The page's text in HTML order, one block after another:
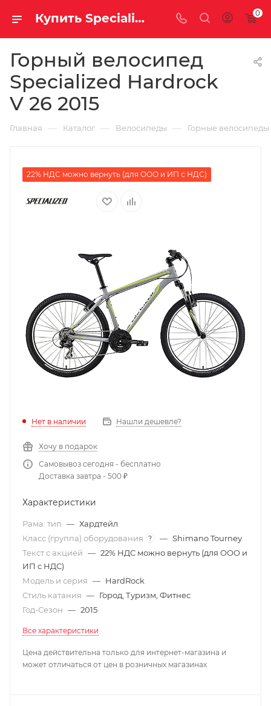
Купить Specialized Hardrock V 26 2015 за рублей, а со скидкой 0
Горный велосипед
Specialized Hardrock
V 26 2015
Главная — Каталог — Велосипеды — Горные велосипеды
22% НДС можно вернуть (для ООО и ИП с НДС)
Нет в наличии Нашли дешевле?
Хочу в подарок
Самовывоз сегодня - бесплатно
Доставка завтра - 500 ₽
Характеристики
Рама: тип — Хардтейл
Класс (группа) оборудования
? — Shimano Tourney
Текст с акцией — 22% НДС можно вернуть (для ООО и
ИП с НДС)
Модель и серия — HardRock
Стиль катания — Город, Туризм, Фитнес
Год-Сезон — 2015
Все характеристики
Цена действительна только для интернет-магазина и
может отличаться от цен в розничных магазинах